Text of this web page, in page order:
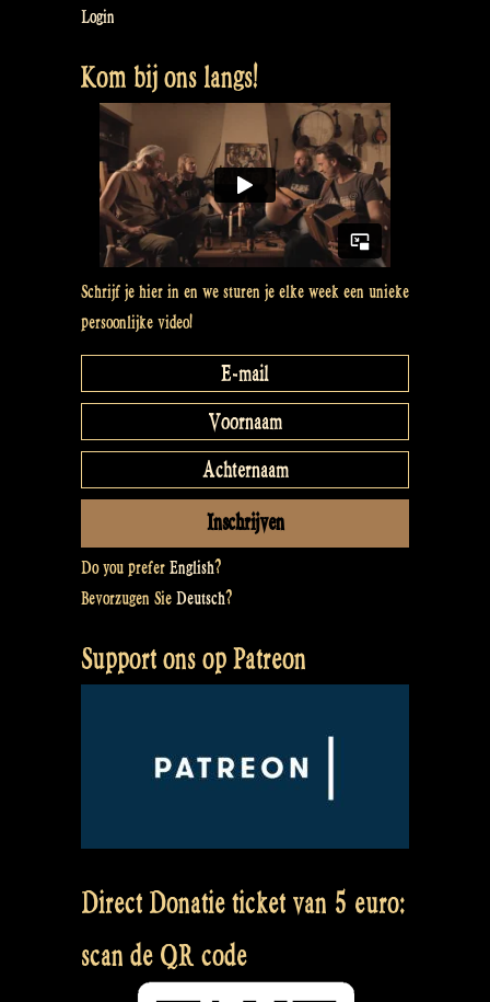
Login
Kom bij ons langs!
Schrijf je hier in en we sturen je elke week een unieke
persoonlijke video!
Do you prefer English?
Bevorzugen Sie Deutsch?
Support ons op Patreon
Direct Donatie ticket van 5 euro:
scan de QR code